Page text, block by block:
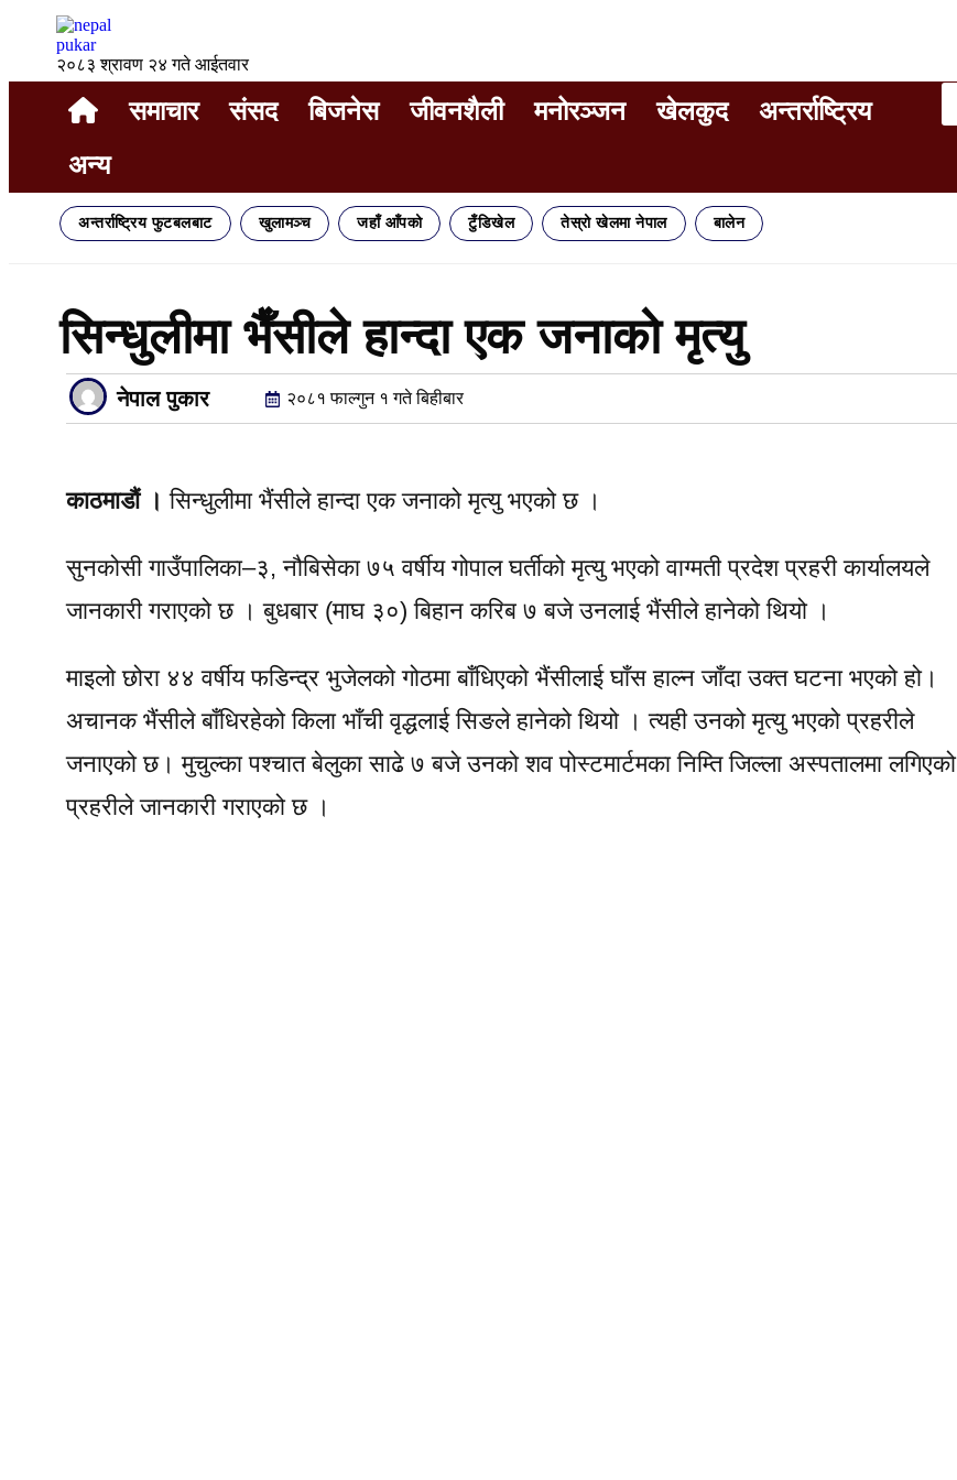
२०८३ श्रावण २४ गते आईतवार
समाचार संसद बिजनेस जीवनशैली मनोरञ्जन खेलकुद
अन्तर्राष्ट्रिय
अन्य
अन्तर्राष्ट्रिय फुटबलबाट खुलामञ्च जहाँ आँपको टुँडिखेल तेस्रो खेलमा नेपाल बालेन
सिन्धुलीमा भैँसीले हान्दा एक जनाको मृत्यु
नेपाल पुकार २०८१ फाल्गुन १ गते बिहीबार
काठमाडौं ।सिन्धुलीमा भैंसीले हान्दा एक जनाको मृत्यु भएको छ ।
सुनकोसी गाउँपालिका–३, नौबिसेका ७५ वर्षीय गोपाल घर्तीको मृत्यु भएको वाग्मती प्रदेश प्रहरी कार्यालयले
जानकारी गराएको छ । बुधबार (माघ ३०) बिहान करिब ७ बजे उनलाई भैंसीले हानेको थियो ।
माइलो छोरा ४४ वर्षीय फडिन्द्र भुजेलको गोठमा बाँधिएको भैंसीलाई घाँस हाल्न जाँदा उक्त घटना भएको हो।
अचानक भैंसीले बाँधिरहेको किला भाँची वृद्धलाई सिङले हानेको थियो । त्यही उनको मृत्यु भएको प्रहरीले
जनाएको छ। मुचुल्का पश्चात बेलुका साढे ७ बजे उनको शव पोस्टमार्टमका निम्ति जिल्ला अस्पतालमा लगिएको
प्रहरीले जानकारी गराएको छ ।